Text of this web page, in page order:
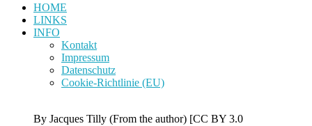
HOME
LINKS
INFO
Kontakt
Impressum
Datenschutz
Cookie-Richtlinie (EU)
By Jacques Tilly (From the author) [CC BY 3.0